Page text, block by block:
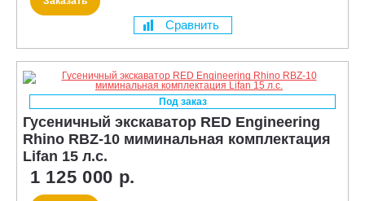
Сравнить
Под заказ
Гусеничный экскаватор RED Engineering
Rhino RBZ-10 миминальная комплектация
Lifan 15 л.с.
1 125 000 р.